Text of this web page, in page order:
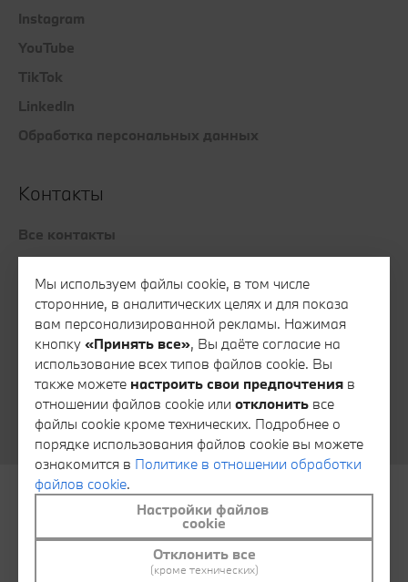
Instagram
YouTube
TikTok
LinkedIn
Обработка персональных данных
Контакты
Все контакты
Запись на сервис
Консультация специалиста финансового сервиса
Консультация специалиста отдела запасных частей
Тайный покупатель
Обратная связь
© АВТОИДЕЯ 2026 Контакты
Политика в отношении обработки файлов cookie
Мы используем файлы cookie, в том числе
сторонние, в аналитических целях и для показа
вам персонализированной рекламы. Нажимая
кнопку «Принять все», Вы даёте согласие на
использование всех типов файлов cookie. Вы
также можете настроить свои предпочтения в
отношении файлов cookie или отклонить все
файлы cookie кроме технических. Подробнее о
порядке использования файлов cookie вы можете
ознакомится в Политике в отношении обработки
файлов cookie.
Настройки файлов
cookie
Отклонить все
(кроме технических)